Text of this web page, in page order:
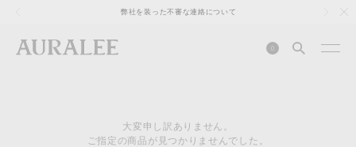
弊社を装った不審な連絡について
0
大変申し訳ありません。
ご指定の商品が見つかりませんでした。